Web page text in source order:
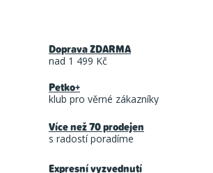
Doprava ZDARMA
nad 1 499 Kč
Petko+
klub pro věrné zákazníky
Více než 70 prodejen
s radostí poradíme
Expresní vyzvednutí